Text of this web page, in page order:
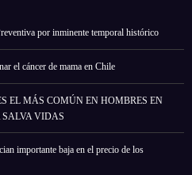
por inminente temporal histórico
el cáncer de mama en Chile
EL MÁS COMÚN EN HOMBRES EN
VIDAS
importante baja en el precio de los